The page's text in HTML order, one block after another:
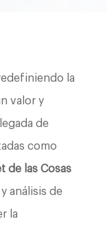
la
valor y
de
como
de las Cosas
análisis de
la